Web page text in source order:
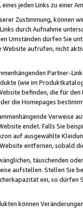
jeden Links zu einer
Zustimmung, können
durch Aufnahme
Umständen dürfen Sie
aufrufen, nicht
Partner-
(wie im
befinden, die für
die Homepages
endet. Falls Sie
auf ausgewählte
entfernen, sobald
täuschenden
aufstellen. Stellen Sie
ein, so dürfen
können